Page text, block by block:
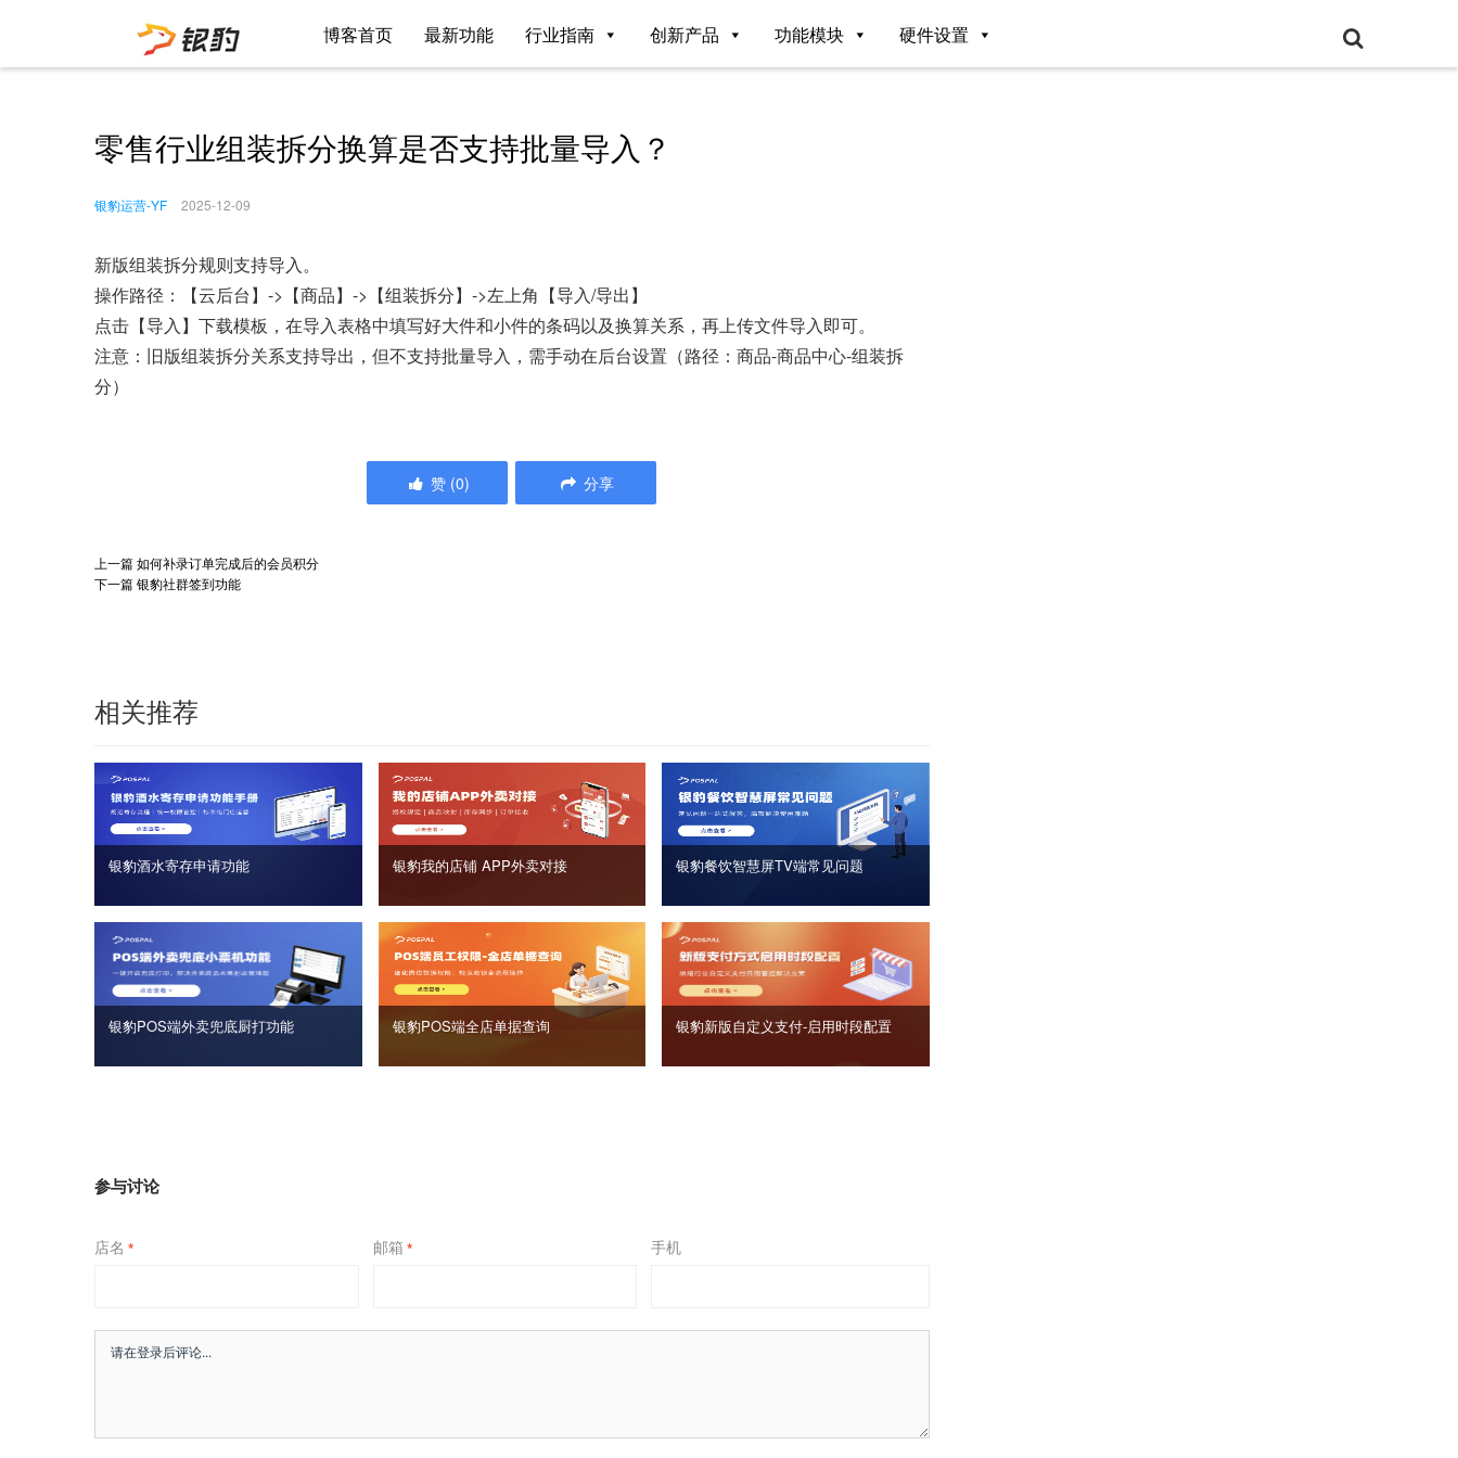
博客首页 最新功能 行业指南 创新产品 功能模块 硬件设置
零售行业组装拆分换算是否支持批量导入？
银豹运营-YF 2025-12-09
新版组装拆分规则支持导入。
操作路径：【云后台】->【商品】->【组装拆分】->左上角【导入/导出】
点击【导入】下载模板，在导入表格中填写好大件和小件的条码以及换算关系，再上传文件导入即可。
注意：旧版组装拆分关系支持导出，但不支持批量导入，需手动在后台设置（路径：商品-商品中心-组装拆
分）
赞 (0) 分享
上一篇如何补录订单完成后的会员积分
下一篇银豹社群签到功能
相关推荐
银豹酒水寄存申请功能 银豹我的店铺 APP外卖对接 银豹餐饮智慧屏TV端常见问题
银豹POS端外卖兜底厨打功能 银豹POS端全店单据查询 银豹新版自定义支付‑启用时段配置
参与讨论
店名 * 邮箱 * 手机